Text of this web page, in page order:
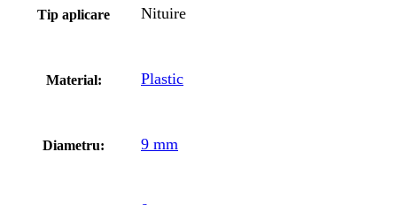
Tip aplicare Nituire
Material: Plastic
Diametru: 9 mm